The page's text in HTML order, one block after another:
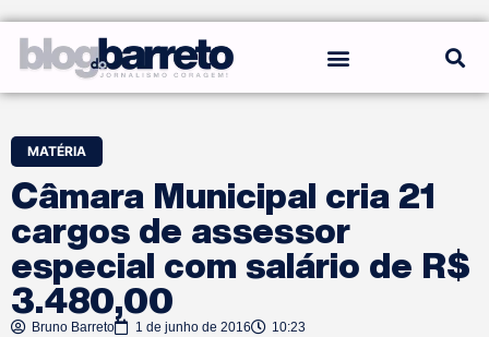
MATÉRIA
Câmara Municipal cria 21
cargos de assessor
especial com salário de R$
3.480,00
Bruno Barreto 1 de junho de 2016 10:23